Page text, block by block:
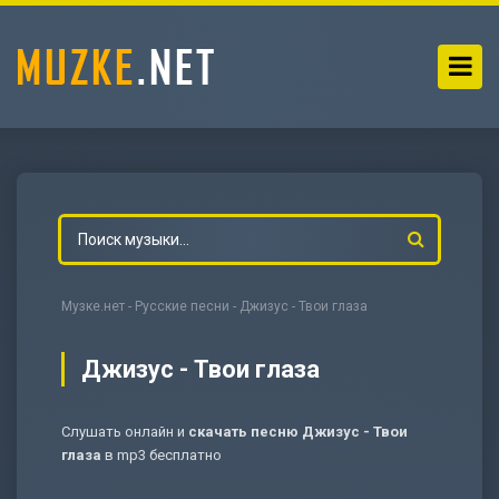
Музке.нет - Русские песни - Джизус - Твои глаза
Джизус - Твои глаза
Слушать онлайн и скачать песню Джизус - Твои
глаза в mp3 бесплатно